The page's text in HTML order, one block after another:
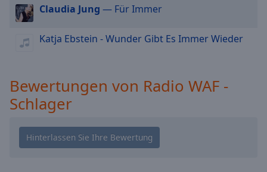
Opacity
Color
Claudia Jung — Für Immer
Katja Ebstein - Wunder Gibt Es Immer Wieder
Bewertungen von Radio WAF -
Schlager